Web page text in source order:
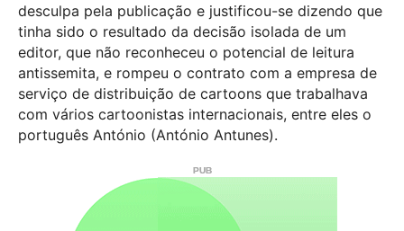
desculpa pela publicação e justificou-se dizendo que
tinha sido o resultado da decisão isolada de um
editor, que não reconheceu o potencial de leitura
antissemita, e rompeu o contrato com a empresa de
serviço de distribuição de cartoons que trabalhava
com vários cartoonistas internacionais, entre eles o
português António (António Antunes).